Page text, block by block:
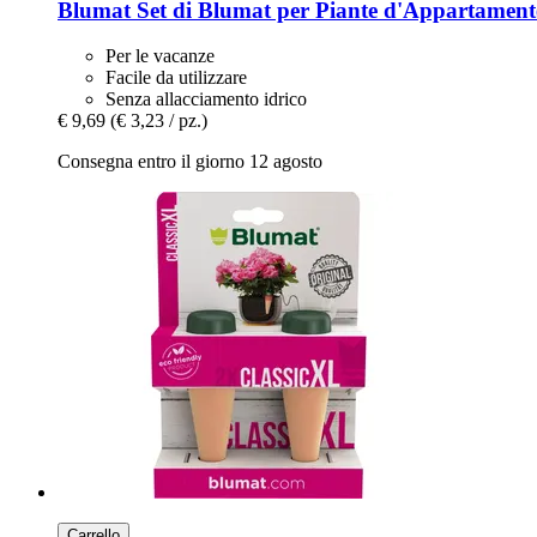
Blumat Set di Blumat per Piante
Per le vacanze
Facile da utilizzare
Senza allacciamento idrico
€ 9,69 (€ 3,23 / pz.)
Consegna entro il giorno 12 agosto